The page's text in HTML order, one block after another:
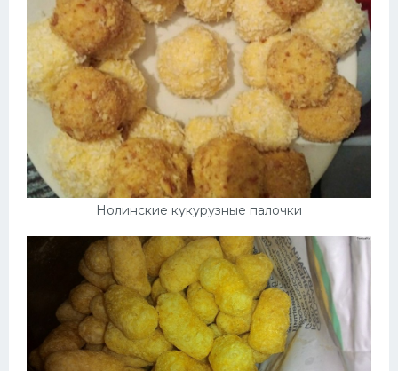
Нолинские кукурузные палочки